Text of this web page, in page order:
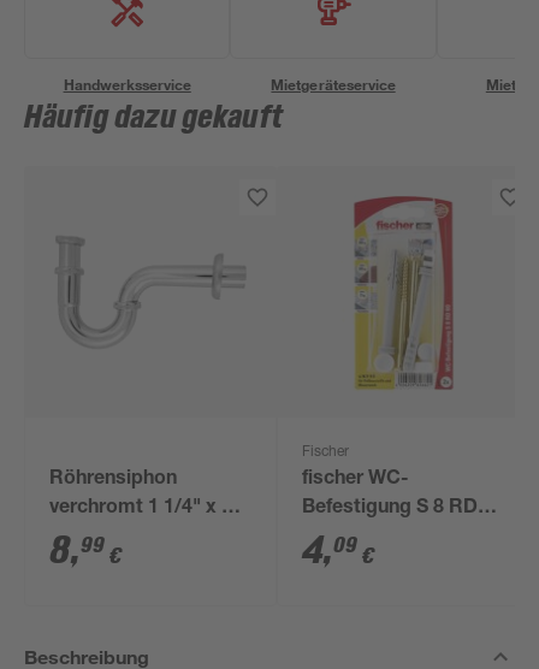
Handwerksservice Mietgeräteservice
Häufig dazu gekauft
Röhrensiphon
verchromt 1 1/4" x 32
mm
8,99 €
Fischer
fischer WC-
Befestigung S 8 RD
80 2 Stück
4,09 €
Beschreibung